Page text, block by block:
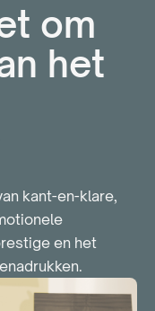
om
het
kant-en-klare,
en het